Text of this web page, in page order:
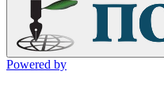
Powered by